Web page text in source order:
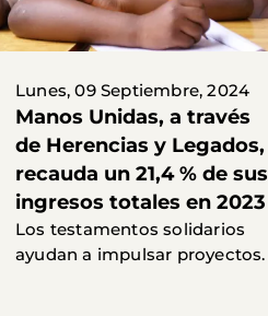
Lunes, 09 Septiembre, 2024
Manos Unidas, a través
de Herencias y Legados,
recauda un 21,4 % de sus
ingresos totales en 2023
Los testamentos solidarios
ayudan a impulsar proyectos.